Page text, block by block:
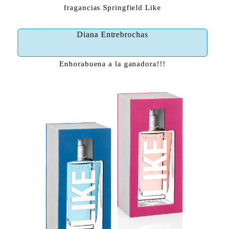
fragancias Springfield Like
Diana Entrebrochas
Enhorabuena a la ganadora!!!